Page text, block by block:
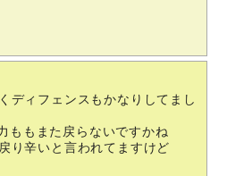
ディフェンスもかなりしてまし
ももまた戻らないですかね
り辛いと言われてますけど